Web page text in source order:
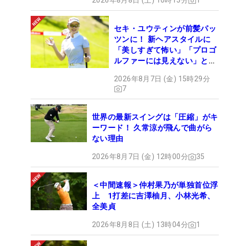
セキ・ユウティンが前髪パッ
ツンに！ 新ヘアスタイルに
「美しすぎて怖い」「プロゴ
ルファーには見えない」とコ
2026年8月7日 (金) 15時29分
7
世界の最新スイングは「圧縮」がキ
ーワード！ 久常涼が飛んで曲がら
ない理由
2026年8月7日 (金) 12時00分 35
＜中間速報＞仲村果乃が単独首位浮
上 1打差に吉澤柚月、小林光希、
全美貞
2026年8月8日 (土) 13時04分 1